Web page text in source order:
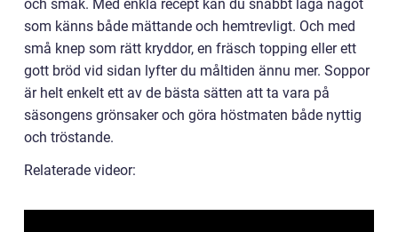
och smak. Med enkla recept kan du snabbt laga något
som känns både mättande och hemtrevligt. Och med
små knep som rätt kryddor, en fräsch topping eller ett
gott bröd vid sidan lyfter du måltiden ännu mer. Soppor
är helt enkelt ett av de bästa sätten att ta vara på
säsongens grönsaker och göra höstmaten både nyttig
och tröstande.
Relaterade videor: